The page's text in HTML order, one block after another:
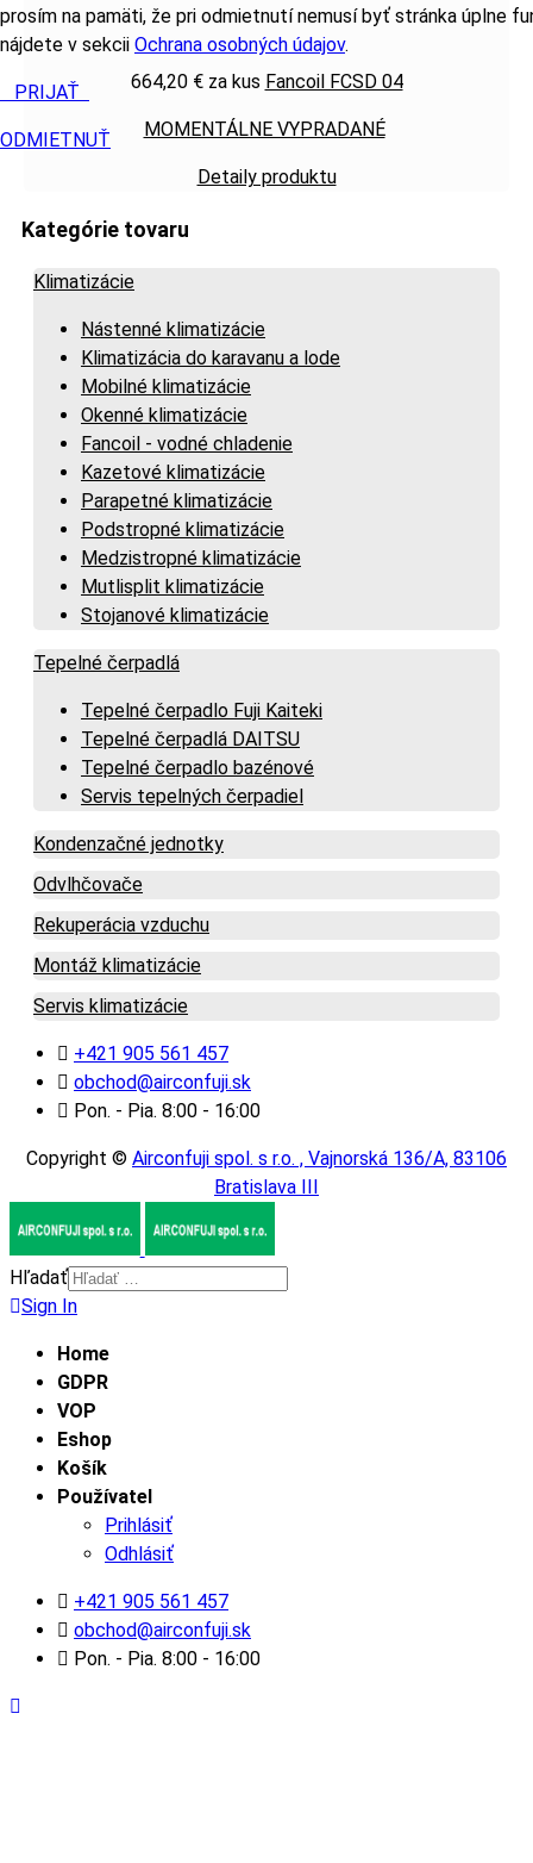
664,20 € za kus Fancoil FCSD 04
MOMENTÁLNE VYPRADANÉ
Detaily produktu
Kategórie tovaru
Klimatizácie
Nástenné klimatizácie
Klimatizácia do karavanu a lode
Mobilné klimatizácie
Okenné klimatizácie
Fancoil - vodné chladenie
Kazetové klimatizácie
Parapetné klimatizácie
Podstropné klimatizácie
Medzistropné klimatizácie
Mutlisplit klimatizácie
Stojanové klimatizácie
Tepelné čerpadlá
Tepelné čerpadlo Fuji Kaiteki
Tepelné čerpadlá DAITSU
Tepelné čerpadlo bazénové
Servis tepelných čerpadiel
Kondenzačné jednotky
Odvlhčovače
Rekuperácia vzduchu
Montáž klimatizácie
Servis klimatizácie
+421 905 561 457
obchod@airconfuji.sk
Pon. - Pia. 8:00 - 16:00
Copyright © Airconfuji spol. s r.o. , Vajnorská 136/A, 83106
Bratislava III
Hľadať
Sign In
Home
GDPR
VOP
Eshop
Košík
Používatel
Prihlásiť
Odhlásiť
+421 905 561 457
obchod@airconfuji.sk
Pon. - Pia. 8:00 - 16:00
prosím na pamäti, že pri odmietnutí nemusí byť stránka úplne
nájdete v sekcii Ochrana osobných údajov.
PRIJAŤ
ODMIETNUŤ